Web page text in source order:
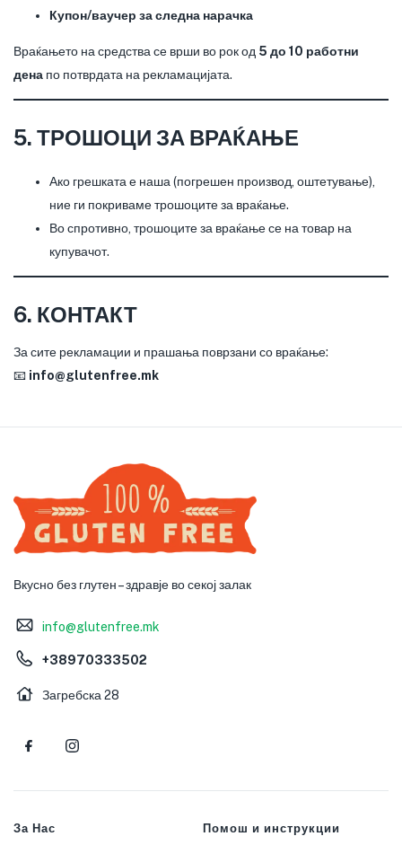
Купон/ваучер за следна нарачка
Враќањето на средства се врши во рок од 5 до 10 работни
дена по потврдата на рекламацијата.
5. ТРОШОЦИ ЗА ВРАЌАЊЕ
Ако грешката е наша (погрешен производ, оштетување),
ние ги покриваме трошоците за враќање.
Во спротивно, трошоците за враќање се на товар на
купувачот.
6. КОНТАКТ
За сите рекламации и прашања поврзани со враќање:
📧 info@glutenfree.mk
Вкусно без глутен – здравје во секој залак
info@glutenfree.mk
+38970333502
Загребска 28
За Нас Помош и инструкции